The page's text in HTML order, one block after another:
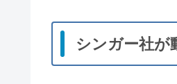
シンガー社が